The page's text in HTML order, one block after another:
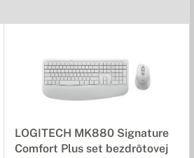
zariadenia.
LOGITECH MK880 Signature
Comfort Plus set bezdrôtovej